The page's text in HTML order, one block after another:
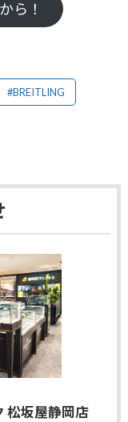
ら！
#BREITLING
松坂屋静岡店